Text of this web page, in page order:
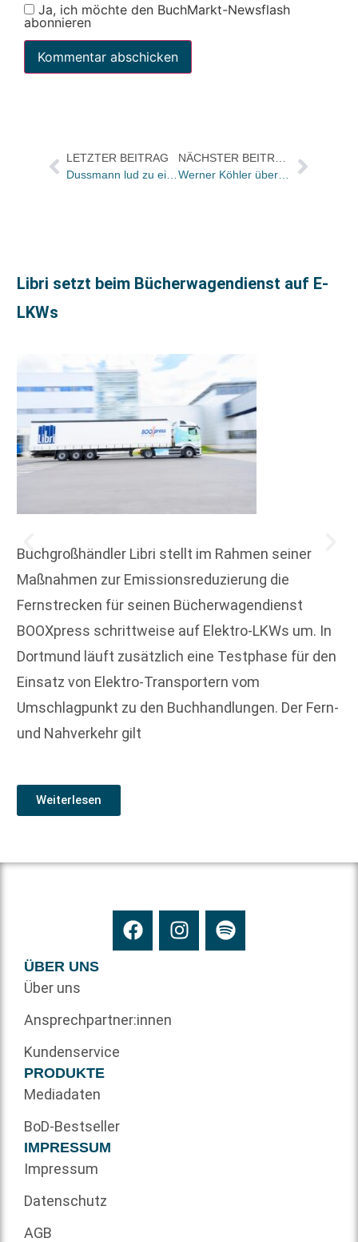
Ja, ich möchte den BuchMarkt-Newsflash
abonnieren
LETZTER BEITRAG
Dussmann lud zu einem „Sonntag für die Staatsoper“
Libri setzt beim Bücherwagendienst auf E-
LKWs
Buchgroßhändler Libri stellt im Rahmen seiner
Maßnahmen zur Emissionsreduzierung die
Fernstrecken für seinen Bücherwagendienst
BOOXpress schrittweise auf Elektro-LKWs um. In
Dortmund läuft zusätzlich eine Testphase für den
Einsatz von Elektro-Transportern vom
Umschlagpunkt zu den Buchhandlungen. Der Fern-
und Nahverkehr gilt
Weiterlesen
ÜBER UNS
Über uns
Ansprechpartner:innen
Kundenservice
PRODUKTE
Mediadaten
BoD-Bestseller
IMPRESSUM
Impressum
Datenschutz
AGB